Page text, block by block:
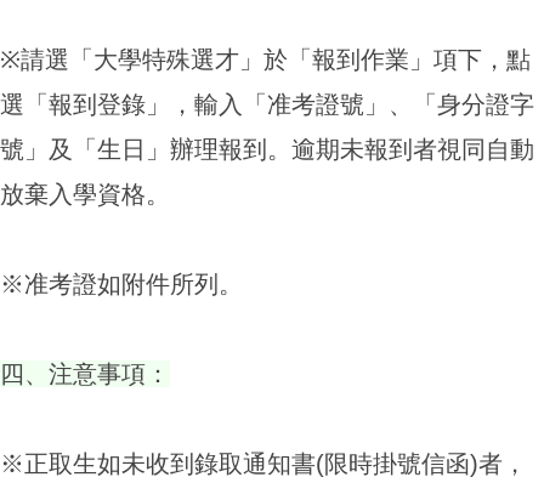
※請選「大學特殊選才」於「報到作業」項下，點
選「報到登錄」，輸入「准考證號」、「身分證字
號」及「生日」辦理報到。逾期未報到者視同自動
放棄入學資格。
※准考證如附件所列。
四、注意事項：
※正取生如未收到錄取通知書(限時掛號信函)者，